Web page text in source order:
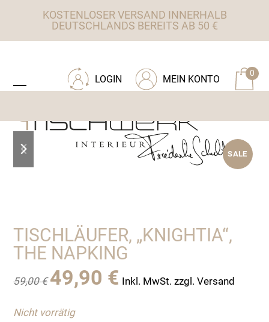
KOSTENLOSER VERSAND INNERHALB
DEUTSCHLANDS BEREITS AB 50 €
0
MEIN KONTO
LOGIN
mobile
mobile
SALE
slide
slide
TISCHLÄUFER, „KNIGHTIA“,
THE NAPKING
59,00€
Ursprünglicher
Preis
59,00 €
49,90 € Preis
Inkl. MwSt. zzgl. Versand
Nicht vorrätig